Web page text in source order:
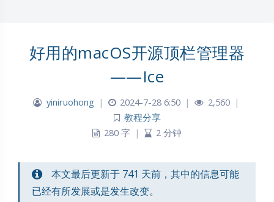
好用的macOS开源顶栏管理器
——Ice
yiniruohong | 2024-7-28 6:50 | 2,560
|
教程分享
280 字 | 2 分钟
本文最后更新于 741 天前，其中的信息可能
已经有所发展或是发生改变。